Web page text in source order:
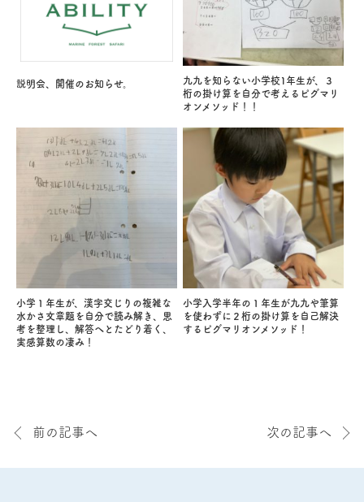
説明会、開催のお知らせ。
九九を知らない小学校1年生が、３
桁の掛け算を自分で考えるピグマリ
オンメソッド！！
小学１年生が、漢字交じりの複雑な
水かさ文章題を自分で読み解き、思
考を整理し、解答へとたどり着く、
実感算数の凄み！
小学入学半年の１年生が九九や筆算
を使わずに２桁の掛け算を自己解決
するピグマリオンメソッド！
前の記事へ 次の記事へ